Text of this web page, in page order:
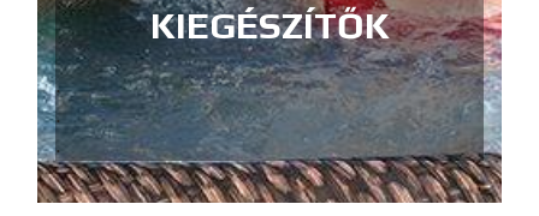
KIEGÉSZÍTŐK
.
.
.